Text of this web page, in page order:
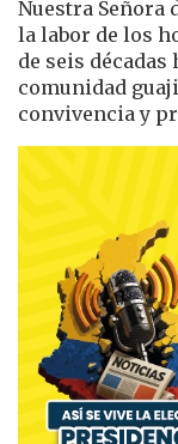
Nuestra Señora
la labor de los
de seis
comunidad
convivencia y